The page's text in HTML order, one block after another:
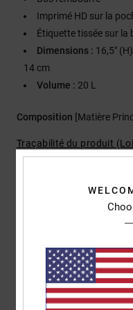
Imprimé HD sur la
Étiquette tissée sur la
Dimensions : 16,5"
14 cm
Volume : 20 L
Composition [Matière
Traçabilité du produit
Livraison &
Avis clients